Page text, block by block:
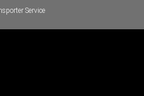
Service